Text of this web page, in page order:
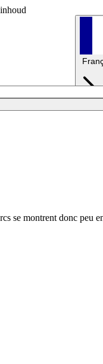
se montrent donc peu